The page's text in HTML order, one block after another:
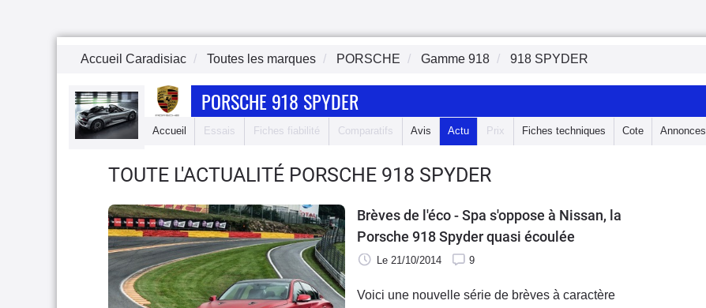
Accueil Caradisiac Toutes les marques PORSCHE Gamme 918 918 SPYDER
PORSCHE 918 SPYDER
Accueil Essais Fiches fiabilité Comparatifs Avis Actu Prix Fiches techniques Cote Annonces
TOUTE L'ACTUALITÉ PORSCHE 918 SPYDER
Brèves de l'éco - Spa s'oppose à Nissan, la
Porsche 918 Spyder quasi écoulée
Le 21/10/2014 9
Voici une nouvelle série de brèves à caractère